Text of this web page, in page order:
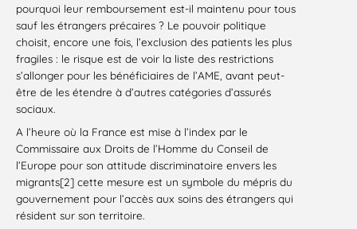
pourquoi leur remboursement est-il maintenu pour tous
sauf les étrangers précaires ? Le pouvoir politique
choisit, encore une fois, l’exclusion des patients les plus
fragiles : le risque est de voir la liste des restrictions
s’allonger pour les bénéficiaires de l’AME, avant peut-
être de les étendre à d’autres catégories d’assurés
sociaux.
A l’heure où la France est mise à l’index par le
Commissaire aux Droits de l’Homme du Conseil de
l’Europe pour son attitude discriminatoire envers les
migrants[2] cette mesure est un symbole du mépris du
gouvernement pour l’accès aux soins des étrangers qui
résident sur son territoire.